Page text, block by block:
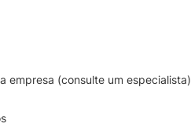
empresa (consulte um especialista)